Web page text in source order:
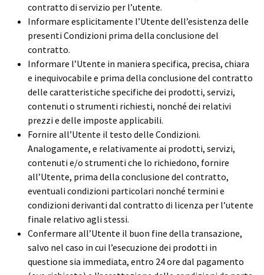
contratto di servizio per l’utente.
Informare esplicitamente l’Utente dell’esistenza delle
presenti Condizioni prima della conclusione del
contratto.
Informare l’Utente in maniera specifica, precisa, chiara
e inequivocabile e prima della conclusione del contratto
delle caratteristiche specifiche dei prodotti, servizi,
contenuti o strumenti richiesti, nonché dei relativi
prezzi e delle imposte applicabili.
Fornire all’Utente il testo delle Condizioni.
Analogamente, e relativamente ai prodotti, servizi,
contenuti e/o strumenti che lo richiedono, fornire
all’Utente, prima della conclusione del contratto,
eventuali condizioni particolari nonché termini e
condizioni derivanti dal contratto di licenza per l’utente
finale relativo agli stessi.
Confermare all’Utente il buon fine della transazione,
salvo nel caso in cui l’esecuzione dei prodotti in
questione sia immediata, entro 24 ore dal pagamento